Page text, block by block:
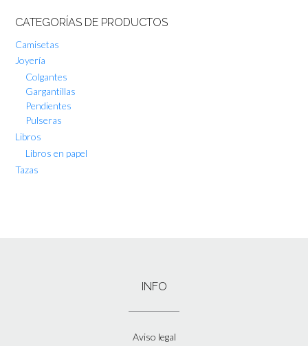
CATEGORÍAS DE PRODUCTOS
Camisetas
Joyería
Colgantes
Gargantillas
Pendientes
Pulseras
Libros
Libros en papel
Tazas
INFO
Aviso legal